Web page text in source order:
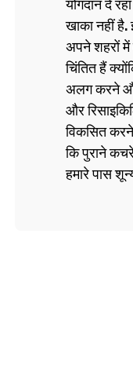
खाका नहीं
अपने शहरों
चिंतित हैं
अलग करने
और
विकसित
कि पुराने
हमारे पास